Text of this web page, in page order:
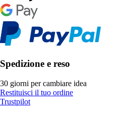
Spedizione e reso
30 giorni per cambiare idea
Restituisci il tuo ordine
Trustpilot